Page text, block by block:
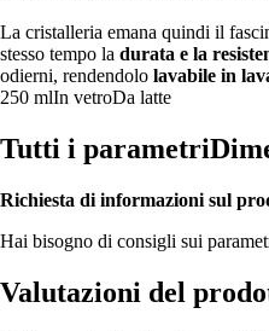
La cristalleria emana quindi il
stesso tempo la durata e la
odierni, rendendolo lavabile in
250 mlIn vetroDa latte
Tutti i parametri
Richiesta di informazioni sul
Hai bisogno di consigli sui
Valutazioni del